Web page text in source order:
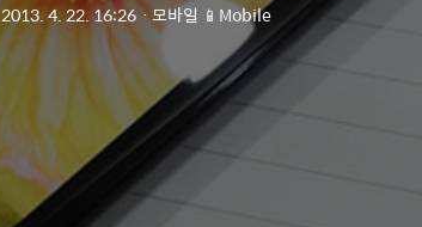
2013. 4. 22. 16:26ㆍ모바일 📱Mobile